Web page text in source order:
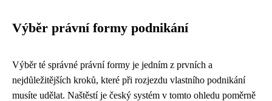
Výběr právní formy podnikání
Výběr té správné právní formy je jedním z prvních a
nejdůležitějších kroků, které při rozjezdu vlastního podnikání
musíte udělat. Naštěstí je český systém v tomto ohledu poměrně